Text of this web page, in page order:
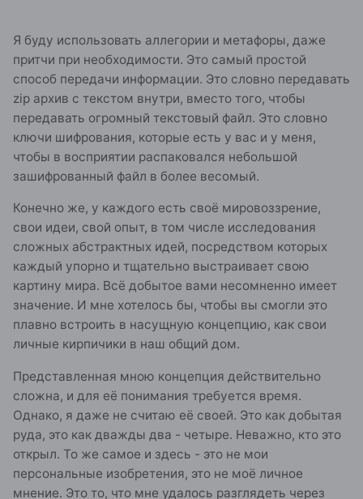
Я буду использовать аллегории и метафоры, даже
притчи при необходимости. Это самый простой
способ передачи информации. Это словно передавать
zip архив с текстом внутри, вместо того, чтобы
передавать огромный текстовый файл. Это словно
ключи шифрования, которые есть у вас и у меня,
чтобы в восприятии распаковался небольшой
зашифрованный файл в более весомый.
Конечно же, у каждого есть своё мировоззрение,
свои идеи, свой опыт, в том числе исследования
сложных абстрактных идей, посредством которых
каждый упорно и тщательно выстраивает свою
картину мира. Всё добытое вами несомненно имеет
значение. И мне хотелось бы, чтобы вы смогли это
плавно встроить в насущную концепцию, как свои
личные кирпичики в наш общий дом.
Представленная мною концепция действительно
сложна, и для её понимания требуется время.
Однако, я даже не считаю её своей. Это как добытая
руда, это как дважды два - четыре. Неважно, кто это
открыл. То же самое и здесь - это не мои
персональные изобретения, это не моё личное
мнение. Это то, что мне удалось разглядеть через